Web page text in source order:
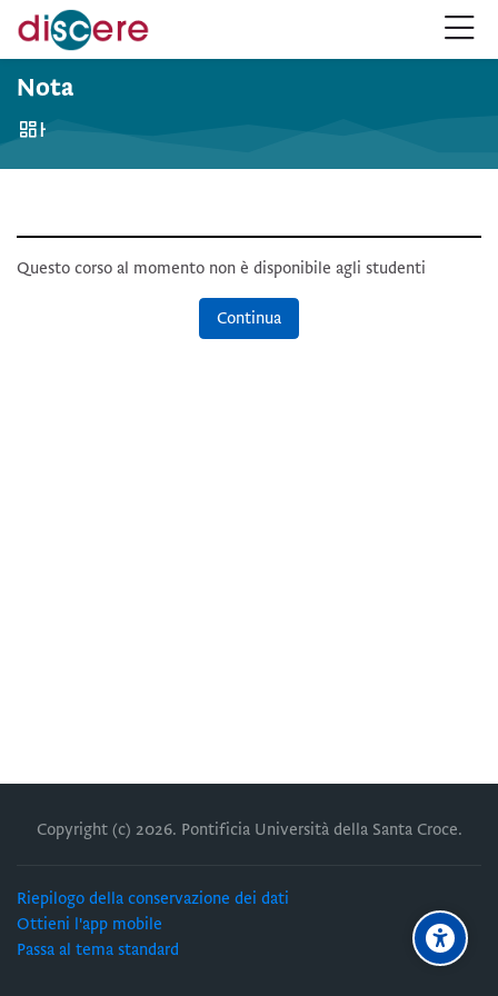
Salta alla navigazione
Salta al form login
Vai al contenuto principale
Salta alle opzioni accessibilità
Salta al footer
Salta opzioni accessibilità
Nota
Home
Questo corso al momento non è disponibile agli studenti
Continua
Copyright (c) 2026. Pontificia Università della Santa Croce.
Riepilogo della conservazione dei dati
Ottieni l'app mobile
Passa al tema standard